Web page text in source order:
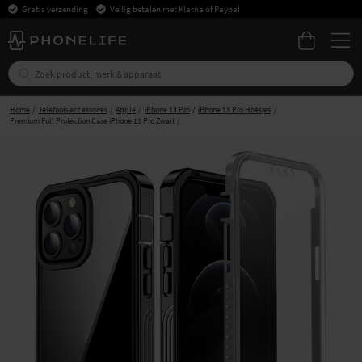
Gratis verzending Veilig betalen met Klarna of Paypal
Home Telefoon-accessoires Apple iPhone 13 Pro
iPhone 13 Pro Hoesjes
Premium Full Protection Case iPhone 13 Pro Zwart